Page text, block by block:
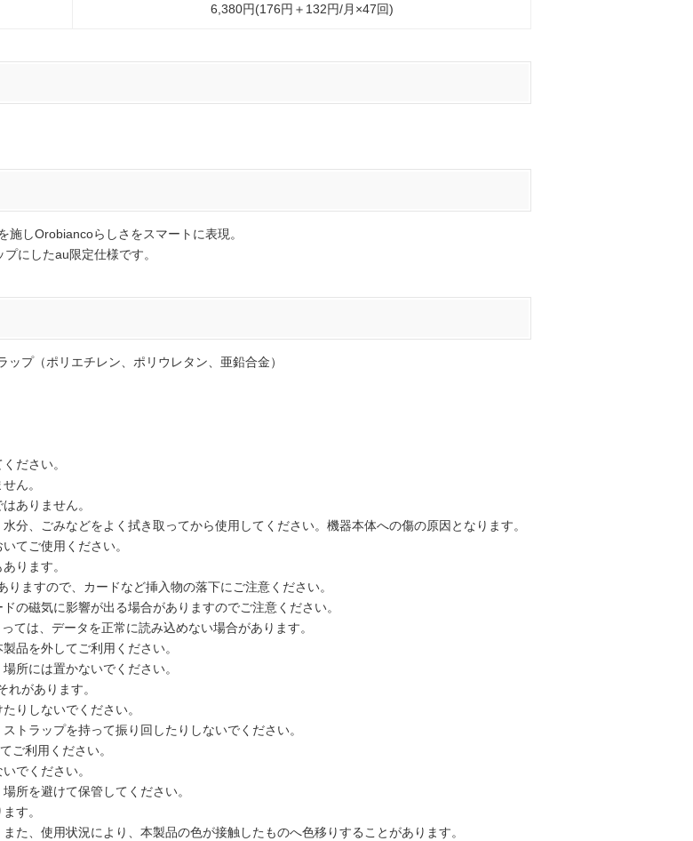
6,380円(176円＋132円/月×47回)
施しOrobiancoらしさをスマートに表現。
にしたau限定仕様です。
プ（ポリエチレン、ポリウレタン、亜鉛合金）
ださい。
ん。
ありません。
分、ごみなどをよく拭き取ってから使用してください。機器本体への傷の原因となります。
てご使用ください。
ります。
ますので、カードなど挿入物の落下にご注意ください。
の磁気に影響が出る場合がありますのでご注意ください。
ては、データを正常に読み込めない場合があります。
品を外してご利用ください。
所には置かないでください。
があります。
りしないでください。
トラップを持って振り回したりしないでください。
ご利用ください。
でください。
所を避けて保管してください。
す。
た、使用状況により、本製品の色が接触したものへ色移りすることがあります。